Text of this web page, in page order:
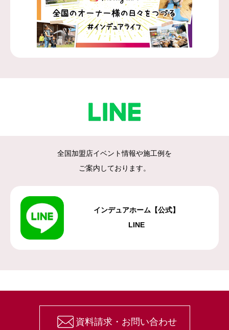
全国加盟店イベント情報や施工例を
ご案内しております。
インデュアホーム【公式】
LINE
資料請求・お問い合わせ